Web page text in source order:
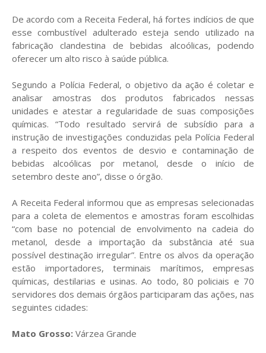
De acordo com a Receita Federal, há fortes indícios de que
esse combustível adulterado esteja sendo utilizado na
fabricação clandestina de bebidas alcoólicas, podendo
oferecer um alto risco à saúde pública.
Segundo a Polícia Federal, o objetivo da ação é coletar e
analisar amostras dos produtos fabricados nessas
unidades e atestar a regularidade de suas composições
químicas. “Todo resultado servirá de subsídio para a
instrução de investigações conduzidas pela Polícia Federal
a respeito dos eventos de desvio e contaminação de
bebidas alcoólicas por metanol, desde o início de
setembro deste ano”, disse o órgão.
A Receita Federal informou que as empresas selecionadas
para a coleta de elementos e amostras foram escolhidas
“com base no potencial de envolvimento na cadeia do
metanol, desde a importação da substância até sua
possível destinação irregular”. Entre os alvos da operação
estão importadores, terminais marítimos, empresas
químicas, destilarias e usinas. Ao todo, 80 policiais e 70
servidores dos demais órgãos participaram das ações, nas
seguintes cidades:
Mato Grosso: Várzea Grande